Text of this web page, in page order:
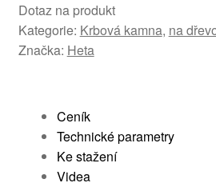
Dotaz na produkt
Kategorie: Krbová kamna, na
Značka: Heta
Ceník
Technické parametry
Ke stažení
Videa